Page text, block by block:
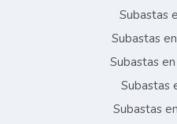
Subastas
Subastas
Subastas
Subastas
Subastas